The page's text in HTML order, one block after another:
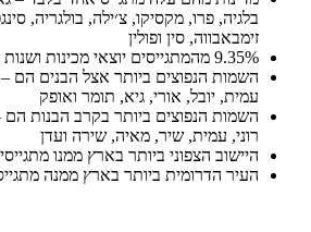
בלגיה, פרו, מקסיקו, צ׳ילה, בולגריה,
זימבאבווה, סין ופולין
9.35% מהמתגייסים יוצאי מכינות ושנות שירות
השמות הנפוצים ביותר אצל הבנים הם –
עמית, יובל, אורי, גיא, תומר ואופק
השמות הנפוצים ביותר בקרב הבנות הם
רוני, עמית, שיר, מאיה, שירה ועדן
היישוב הצפוני ביותר בארץ ממנו
העיר הדרומית ביותר בארץ ממנה